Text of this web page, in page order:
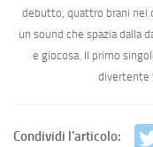
debutto, quattro brani nei
un sound che spazia dalla
e giocosa. Il primo
divertente
Condividi l'articolo: